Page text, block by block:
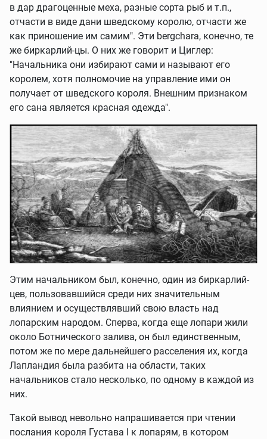
в дар драгоценные меха, разные сорта рыб и т.п.,
отчасти в виде дани шведскому королю, отчасти же
как приношение им самим". Эти bergchara, конечно, те
же биркарлий-цы. О них же говорит и Циглер:
"Начальника они избирают сами и называют его
королем, хотя полномочие на управление ими он
получает от шведского короля. Внешним признаком
его сана является красная одежда".
Этим начальником был, конечно, один из биркарлий-
цев, пользовавшийся среди них значительным
влиянием и осуществлявший свою власть над
лопарским народом. Сперва, когда еще лопари жили
около Ботнического залива, он был единственным,
потом же по мере дальнейшего расселения их, когда
Лапландия была разбита на области, таких
начальников стало несколько, по одному в каждой из
них.
Такой вывод невольно напрашивается при чтении
послания короля Густава I к лопарям, в котором